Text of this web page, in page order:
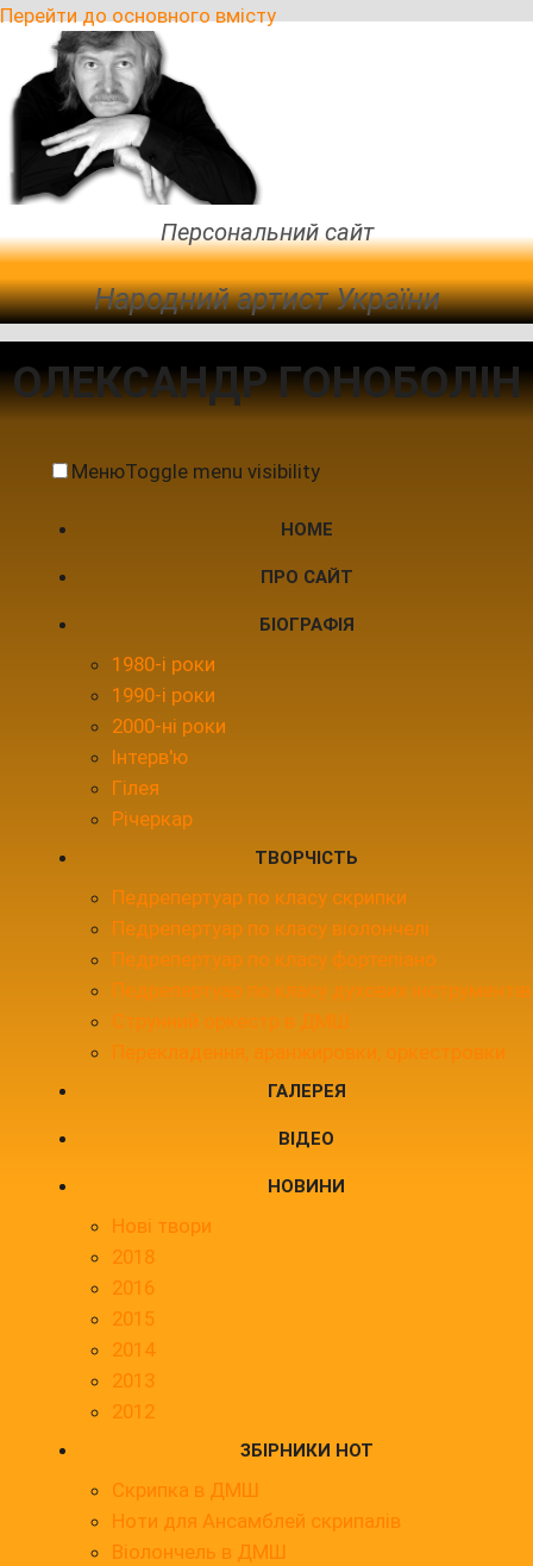
Перейти до основного вмісту
Персональний сайт
Народний артист України
ОЛЕКСАНДР ГОНОБОЛІН
МенюToggle menu visibility
HOME
ПРО САЙТ
БІОГРАФІЯ
1980-і роки
1990-і роки
2000-ні роки
Інтерв'ю
Гілея
Річеркар
ТВОРЧІСТЬ
Педрепертуар по класу скрипки
Педрепертуар по класу віолончелі
Педрепертуар по класу фортепіано
Педрепертуар по класу духових інструментів
Струнний оркестр в ДМШ
Перекладення, аранжировки, оркестровки
ГАЛЕРЕЯ
ВІДЕО
НОВИНИ
Нові твори
2018
2016
2015
2014
2013
2012
ЗБІРНИКИ НОТ
Скрипка в ДМШ
Ноти для Ансамблей скрипалів
Віолончель в ДМШ